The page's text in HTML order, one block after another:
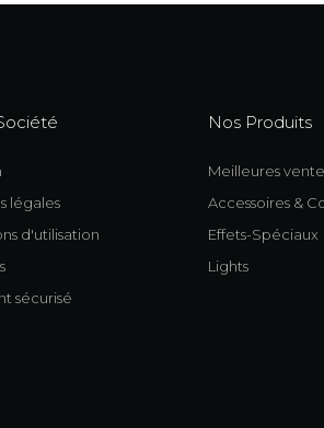
légales
d'utilisation
sécurisé
Nos Produits
Meilleures
Accessoires &
Effets-Spéciaux
Lights